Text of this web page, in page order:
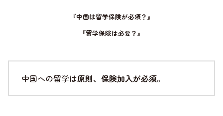
『中国は留学保険が必須？』
『留学保険は必要？』
中国への留学は原則、保険加入が必須。